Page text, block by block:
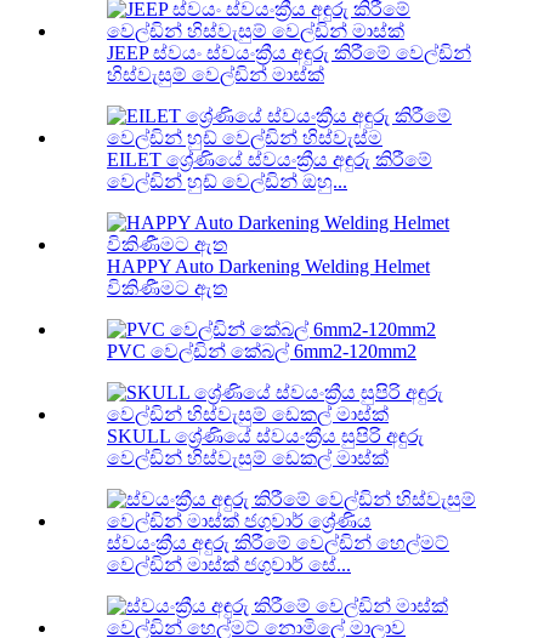
JEEP ස්වයං ස්වයංක්‍රීය අඳුරු කිරීමේ වෙල්ඩින්
හිස්වැසුම් වෙල්ඩින් මාස්ක්
EILET ශ්‍රේණියේ ස්වයංක්‍රීය අඳුරු කිරීමේ
වෙල්ඩින් හුඩ් වෙල්ඩින් ඔහු...
HAPPY Auto Darkening Welding Helmet
විකිණීමට ඇත
PVC වෙල්ඩින් කේබල් 6mm2-120mm2
SKULL ශ්‍රේණියේ ස්වයංක්‍රීය සුපිරි අඳුරු
වෙල්ඩින් හිස්වැසුම් ඩෙකල් මාස්ක්
ස්වයංක්‍රීය අඳුරු කිරීමේ වෙල්ඩින් හෙල්මට්
වෙල්ඩින් මාස්ක් ජගුවාර් සේ...